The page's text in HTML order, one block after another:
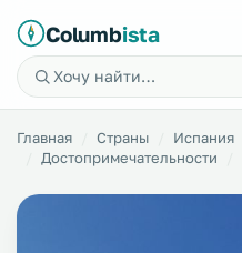
Columbista
Главная Страны Испания
Достопримечательности